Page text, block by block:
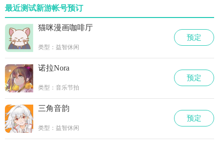
最近测试新游帐号预订
猫咪漫画咖啡厅
类型：益智休闲
预定
诺拉Nora
类型：音乐节拍
预定
三角音韵
类型：益智休闲
预定